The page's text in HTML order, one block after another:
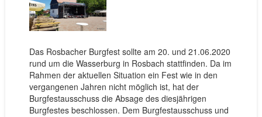
Das Rosbacher Burgfest sollte am 20. und 21.06.2020
rund um die Wasserburg in Rosbach stattfinden. Da im
Rahmen der aktuellen Situation ein Fest wie in den
vergangenen Jahren nicht möglich ist, hat der
Burgfestausschuss die Absage des diesjährigen
Burgfestes beschlossen. Dem Burgfestausschuss und